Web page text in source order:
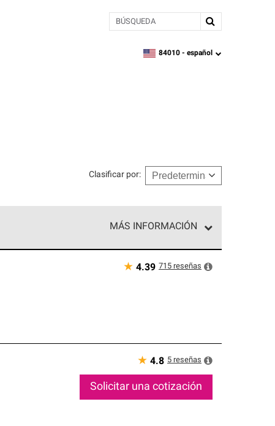
BÚSQUEDA
zipcode, language
84010 - español
Clasificar por:
MÁS INFORMACIÓN
incomparable. Solo ellos pueden
★ 4.39 715 reseñas
★ 4.8 5 reseñas
Solicitar una cotización